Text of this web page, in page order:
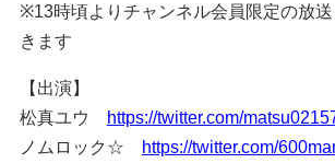
※13時頃よりチャンネル会員限定の放
きます
【出演】
松真ユウ
https://twitter.com/
ノムロック☆
https://twitter.com/